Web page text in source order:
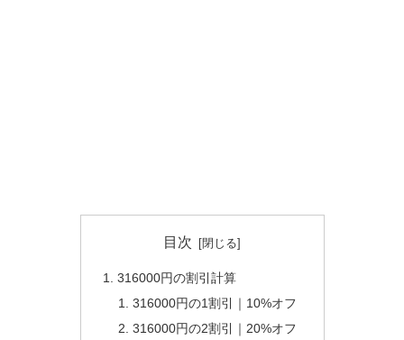
目次
316000円の割引計算
316000円の1割引｜10%オフ
316000円の2割引｜20%オフ